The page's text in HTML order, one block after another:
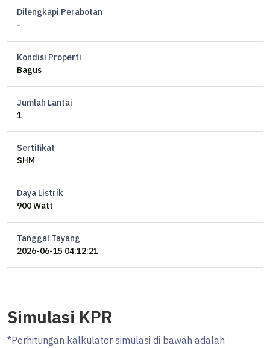
Dilengkapi Perabotan
-
Kondisi Properti
Bagus
Jumlah Lantai
1
Sertifikat
SHM
Daya Listrik
900 Watt
Tanggal Tayang
2026-06-15 04:12:21
Simulasi KPR
*Perhitungan kalkulator simulasi di bawah adalah